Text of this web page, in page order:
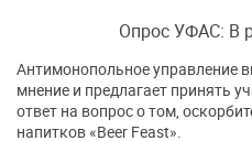
Опрос УФАС: В
Антимонопольное управление
мнение и предлагает принять
ответ на вопрос о том,
напитков «Beer Feast».